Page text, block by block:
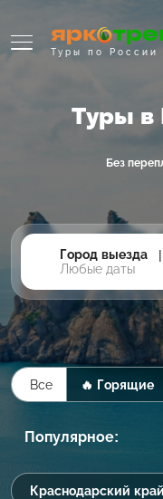
Туры по России
Туры
Без
Город выезда |
Любые даты
Все 🔥 Горящие
Популярное:
Краснодарский край